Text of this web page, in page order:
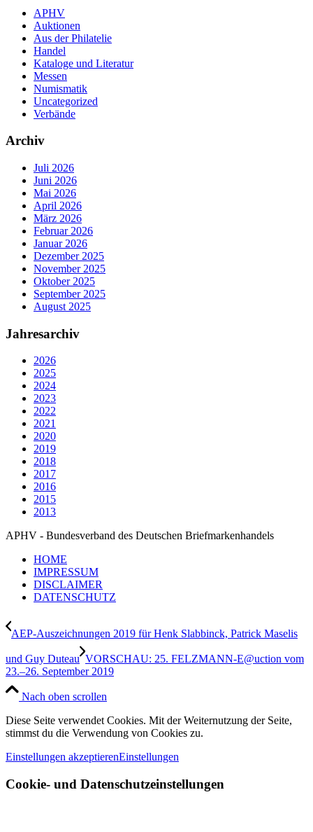
APHV
Auktionen
Aus der Philatelie
Handel
Kataloge und Literatur
Messen
Numismatik
Uncategorized
Verbände
Archiv
Juli 2026
Juni 2026
Mai 2026
April 2026
März 2026
Februar 2026
Januar 2026
Dezember 2025
November 2025
Oktober 2025
September 2025
August 2025
Jahresarchiv
2026
2025
2024
2023
2022
2021
2020
2019
2018
2017
2016
2015
2013
APHV - Bundesverband des Deutschen Briefmarkenhandels
HOME
IMPRESSUM
DISCLAIMER
DATENSCHUTZ
AEP-Auszeichnungen 2019 für Henk Slabbinck, Patrick Maselis
und Guy Duteau VORSCHAU: 25. FELZMANN-E@uction vom
23.–26. September 2019
Nach oben scrollen
Diese Seite verwendet Cookies. Mit der Weiternutzung der Seite,
stimmst du die Verwendung von Cookies zu.
Einstellungen akzeptierenEinstellungen
Cookie- und Datenschutzeinstellungen